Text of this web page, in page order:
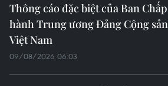
Thông cáo đặc biệt của Ban Chấp
hành Trung ương Đảng Cộng sản
Việt Nam
09/08/2026 06:03